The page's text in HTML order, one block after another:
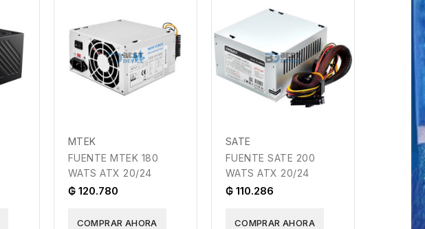
MTEK
FUENTE MTEK 180
WATS ATX 20/24
₲ 120.780
COMPRAR AHORA
SATE
FUENTE SATE 200
WATS ATX 20/24
₲ 110.286
COMPRAR AHORA